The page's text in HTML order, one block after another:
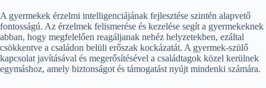
A gyermekek érzelmi intelligenciájának fejlesztése szintén alapvető
fontosságú. Az érzelmek felismerése és kezelése segít a gyermekeknek
abban, hogy megfelelően reagáljanak nehéz helyzetekben, ezáltal
csökkentve a családon belüli erőszak kockázatát. A gyermek-szülő
kapcsolat javításával és megerősítésével a családtagok közel kerülnek
egymáshoz, amely biztonságot és támogatást nyújt mindenki számára.